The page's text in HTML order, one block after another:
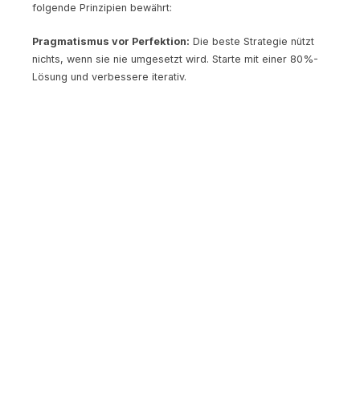
folgende Prinzipien bewährt:
Pragmatismus vor Perfektion: Die beste Strategie nützt
nichts, wenn sie nie umgesetzt wird. Starte mit einer 80%-
Lösung und verbessere iterativ.